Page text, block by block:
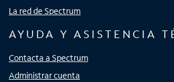
La red de Spectrum
AYUDA Y ASISTENCIA
Contacta a Spectrum
Administrar cuenta